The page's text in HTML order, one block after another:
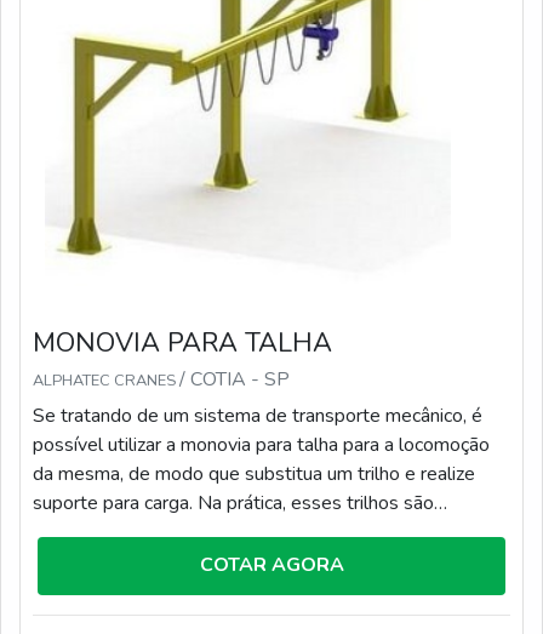
MONOVIA PARA TALHA
ALPHATEC CRANES/ COTIA - SP
Se tratando de um sistema de transporte mecânico, é
possível utilizar a monovia para talha para a locomoção
da mesma, de modo que substitua um trilho e realize
suporte para carga. Na prática, esses trilhos são
compostos por uma corrente tracionada e um motor com
mecanismo, sendo capaz de transportar cargas médias e
pesadas de modo muito mais ágil.O ITEM DEVE
POSSUIR UMA ESTRUTURA DE QUALIDADEPara
COTAR AGORA